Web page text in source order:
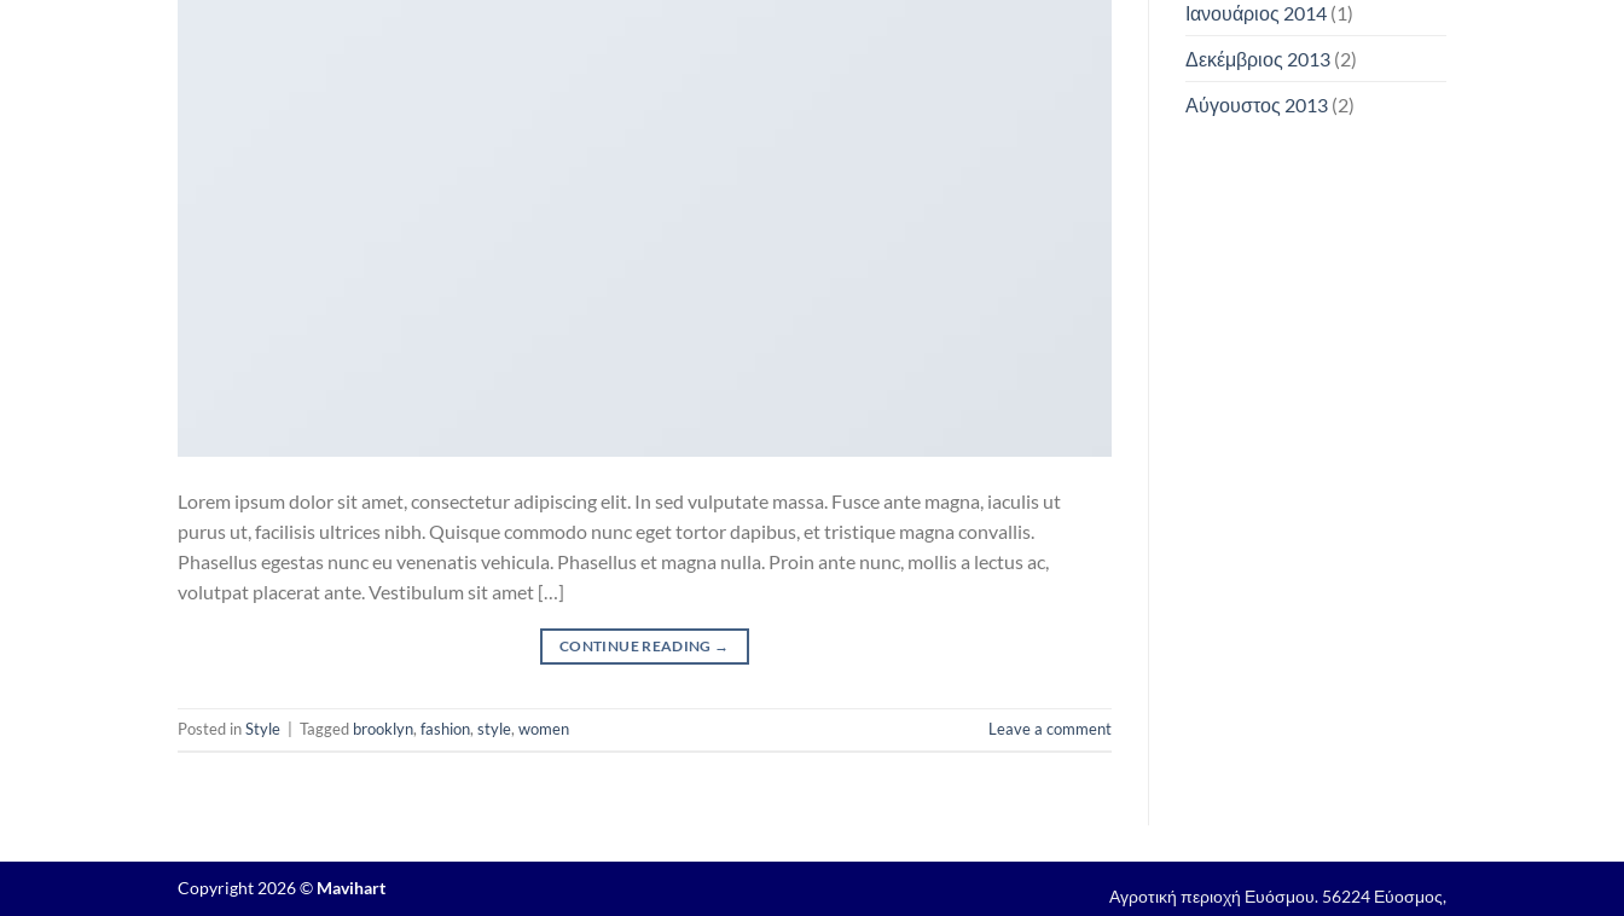
Lorem ipsum dolor sit amet, consectetur adipiscing elit. In sed vulputate massa. Fusce ante magna, iaculis ut
purus ut, facilisis ultrices nibh. Quisque commodo nunc eget tortor dapibus, et tristique magna convallis.
Phasellus egestas nunc eu venenatis vehicula. Phasellus et magna nulla. Proin ante nunc, mollis a lectus ac,
volutpat placerat ante. Vestibulum sit amet […]
CONTINUE READING →
Posted inStyle Tagged brooklyn, fashion, style, women Leave a comment
Ιανουάριος 2014(1)
Δεκέμβριος 2013(2)
Αύγουστος 2013(2)
Αγροτική περιοχή Ευόσμου. 56224 Εύοσμος,
Copyright 2026 © Mavihart